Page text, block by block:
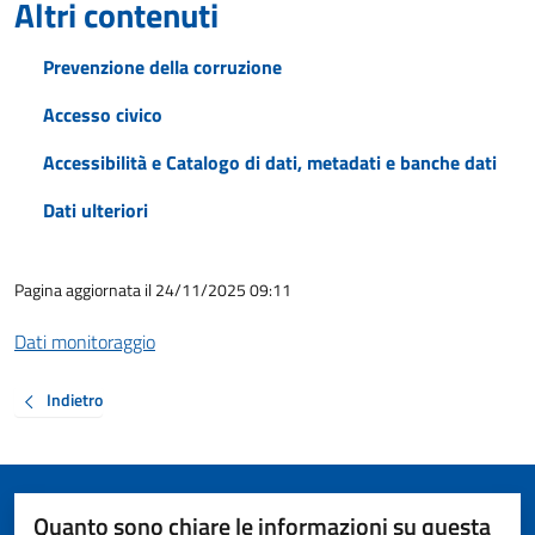
Altri contenuti
Prevenzione della corruzione
Accesso civico
Accessibilità e Catalogo di dati, metadati e banche dati
Dati ulteriori
Pagina aggiornata il 24/11/2025 09:11
Dati monitoraggio
Indietro
Quanto sono chiare le informazioni su questa